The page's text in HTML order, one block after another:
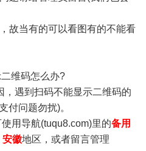
当有的可以看图有的不能看
维码怎么办?
，遇到扫码不能显示二维码的
付问题勿扰)。
导航(tuqu8.com)里的备用
安徽地区，或者留言管理